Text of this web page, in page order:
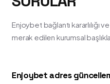
Enjoybet bağlantı kararlılığı
merak edilen kurumsal
Enjoybet adres